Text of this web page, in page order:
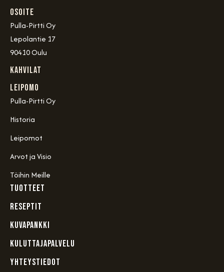
OSOITE
Pulla-Pirtti Oy
Lepolantie 17
90410 Oulu
Kahvilat
Leipomo
Pulla-Pirtti Oy
Historia
Leipomot
Arvot ja Visio
Töihin Meille
TUOTTEET
RESEPTIT
KUVAPANKKI
KULUTTAJAPALVELU
YHTEYSTIEDOT